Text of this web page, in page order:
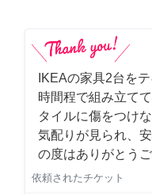
IKEAの家具2台を
時間程で組み立て
タイルに傷をつけ
気配りが見られ、
の度はありがとうご
依頼されたチケット